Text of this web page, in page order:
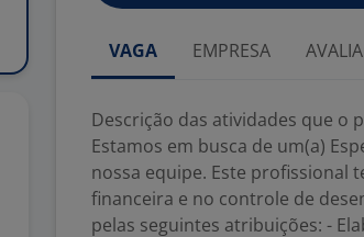
VAGA EMPRESA
Descrição das atividades que o
Estamos em busca de um(a)
nossa equipe. Este profissional
financeira e no controle de
pelas seguintes atribuições: -